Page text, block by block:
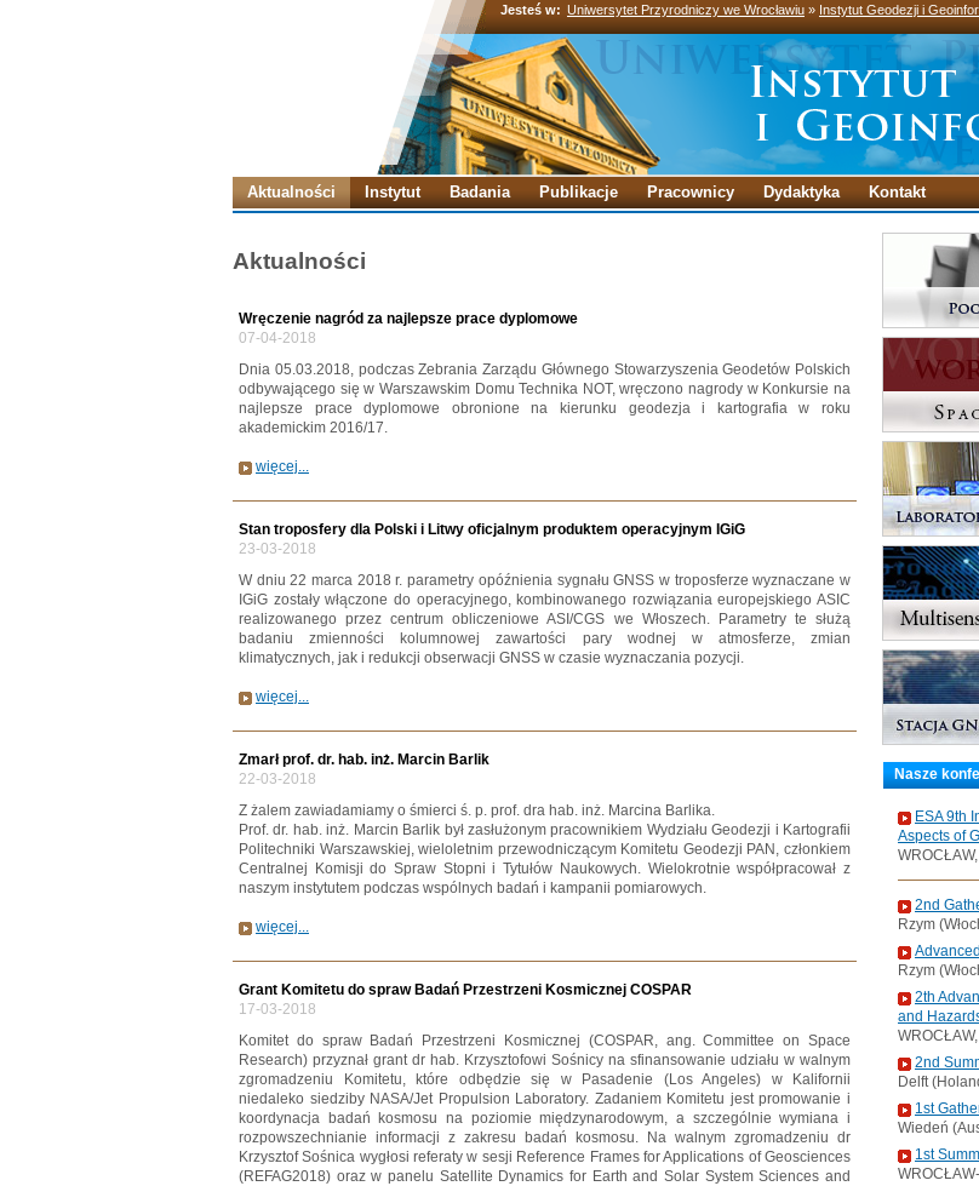
Jesteś w: Uniwersytet Przyrodniczy we Wrocławiu » Instytut Geodezji i
Aktualności Instytut Badania Publikacje Pracownicy Dydaktyka Kontakt
Aktualności
Wręczenie nagród za najlepsze prace dyplomowe
07-04-2018
Dnia 05.03.2018, podczas Zebrania Zarządu Głównego Stowarzyszenia Geodetów Polskich
odbywającego się w Warszawskim Domu Technika NOT, wręczono nagrody w Konkursie na
najlepsze prace dyplomowe obronione na kierunku geodezja i kartografia w roku
akademickim 2016/17.
więcej...
Stan troposfery dla Polski i Litwy oficjalnym produktem operacyjnym IGiG
23-03-2018
W dniu 22 marca 2018 r. parametry opóźnienia sygnału GNSS w troposferze wyznaczane w
IGiG zostały włączone do operacyjnego, kombinowanego rozwiązania europejskiego ASIC
realizowanego przez centrum obliczeniowe ASI/CGS we Włoszech. Parametry te służą
badaniu zmienności kolumnowej zawartości pary wodnej w atmosferze, zmian
klimatycznych, jak i redukcji obserwacji GNSS w czasie wyznaczania pozycji.
więcej...
Zmarł prof. dr. hab. inż. Marcin Barlik
22-03-2018
Z żalem zawiadamiamy o śmierci ś. p. prof. dra hab. inż. Marcina Barlika.
Prof. dr. hab. inż. Marcin Barlik był zasłużonym pracownikiem Wydziału Geodezji i Kartografii
Politechniki Warszawskiej, wieloletnim przewodniczącym Komitetu Geodezji PAN, członkiem
Centralnej Komisji do Spraw Stopni i Tytułów Naukowych. Wielokrotnie współpracował z
naszym instytutem podczas wspólnych badań i kampanii pomiarowych.
więcej...
Grant Komitetu do spraw Badań Przestrzeni Kosmicznej COSPAR
17-03-2018
Komitet do spraw Badań Przestrzeni Kosmicznej (COSPAR, ang. Committee on Space
Research) przyznał grant dr hab. Krzysztofowi Sośnicy na sfinansowanie udziału w walnym
zgromadzeniu Komitetu, które odbędzie się w Pasadenie (Los Angeles) w Kalifornii
niedaleko siedziby NASA/Jet Propulsion Laboratory. Zadaniem Komitetu jest promowanie i
koordynacja badań kosmosu na poziomie międzynarodowym, a szczególnie wymiana i
rozpowszechnianie informacji z zakresu badań kosmosu. Na walnym zgromadzeniu dr
Krzysztof Sośnica wygłosi referaty w sesji Reference Frames for Applications of Geosciences
(REFAG2018) oraz w panelu Satellite Dynamics for Earth and Solar System Sciences and
Nasze
ESA 9th
Aspects of
2nd
Rzym
Rzym
2th
and
2nd
Delft
1st
Wiedeń
1st